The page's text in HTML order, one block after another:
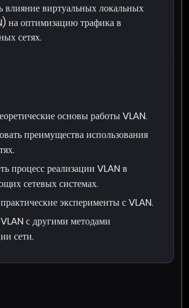
влияние виртуальных локальных
на оптимизацию трафика в
сетях.
основы работы VLAN.
преимущества использования
процесс реализации VLAN в
сетевых системах.
эксперименты с VLAN.
с другими методами
сети.